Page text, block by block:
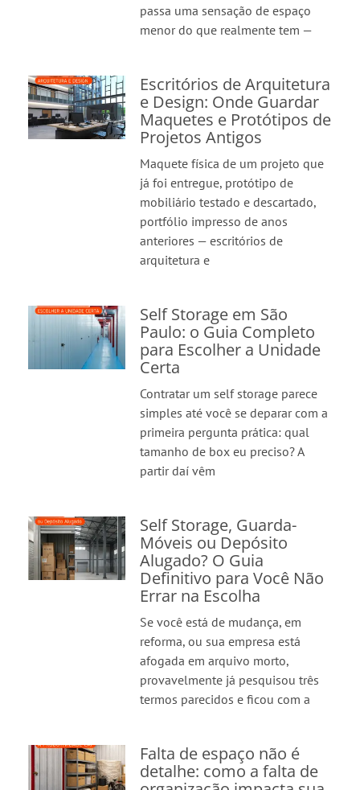
passa uma sensação de espaço
menor do que realmente tem —
Escritórios de Arquitetura
e Design: Onde Guardar
Maquetes e Protótipos de
Projetos Antigos
Maquete física de um projeto que
já foi entregue, protótipo de
mobiliário testado e descartado,
portfólio impresso de anos
anteriores — escritórios de
arquitetura e
Self Storage em São
Paulo: o Guia Completo
para Escolher a Unidade
Certa
Contratar um self storage parece
simples até você se deparar com a
primeira pergunta prática: qual
tamanho de box eu preciso? A
partir daí vêm
Self Storage, Guarda-
Móveis ou Depósito
Alugado? O Guia
Definitivo para Você Não
Errar na Escolha
Se você está de mudança, em
reforma, ou sua empresa está
afogada em arquivo morto,
provavelmente já pesquisou três
termos parecidos e ficou com a
Falta de espaço não é
detalhe: como a falta de